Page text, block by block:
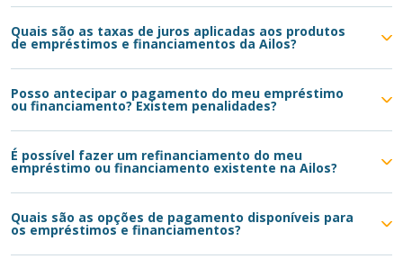
Quais são as taxas de juros aplicadas aos produtos
de empréstimos e financiamentos da Ailos?
Posso antecipar o pagamento do meu empréstimo
ou financiamento? Existem penalidades?
É possível fazer um refinanciamento do meu
empréstimo ou financiamento existente na Ailos?
Quais são as opções de pagamento disponíveis para
os empréstimos e financiamentos?